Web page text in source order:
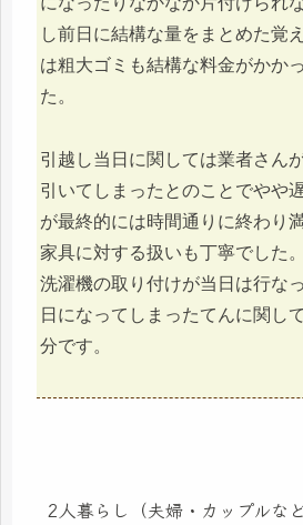
し前日に結構な量をまとめた覚
は粗大ゴミも結構な料金がかか
た。
引越し当日に関しては業者さん
引いてしまったとのことでやや
が最終的には時間通りに終わり
家具に対する扱いも丁寧でした。
洗濯機の取り付けが当日は行な
日になってしまったてんに関し
分です。
2人暮らし（夫婦・カップルなど